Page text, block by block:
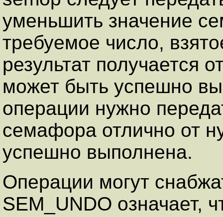
уменьшить значение
требуемое число,
результат получается
может быть успешно
операции нужно
семафора отлично от
успешно выполнена.
Операции могут
SEM_UNDO означает,